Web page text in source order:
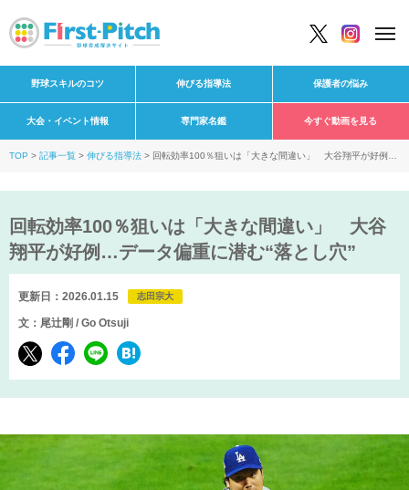
野球スキルのコツ 伸びる指導法 保護者の悩み
大会・イベント情報 専門家名鑑 今すぐ動画を見る
TOP 記事一覧 伸びる指導法
回転効率100％狙いは「大きな間違い」 大谷翔平が好例…
回転効率100％狙いは「大きな間違い」 大谷
翔平が好例…データ偏重に潜む“落とし穴”
更新日：2026.01.15 志田宗大
文：尾辻剛 / Go Otsuji